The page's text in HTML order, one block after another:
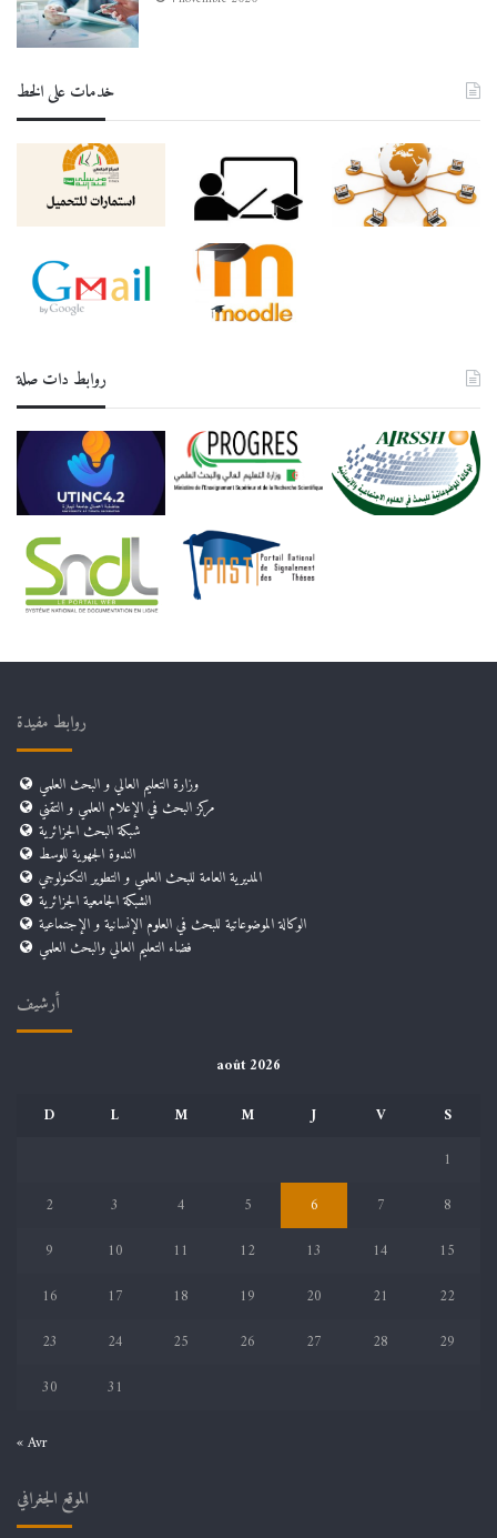
خدمات على الخط
روابط دات صلة
روابط مفيدة
وزارة التعليم العالي و البحث العلمي
مركز البحث في الإعلام العلمي و التقني
شبكة البحث الجزائرية
الندوة الجهوية للوسط
المديرية العامة للبحث العلمي و التطوير التكنولوجي
الشبكة الجامعية الجزائرية
الوكالة الموضوعاتية للبحث في العلوم الإنسانية و الإجتماعية
فضاء التعليم العالي والبحث العلمي
أرشيف
août 2026
D
L M M J V
S
1
2
3 4 5 6 7
8
9
10 11 12 13 14
15
16
17 18 19 20 21
22
23
24 25 26 27 28
29
30
31
« Avr
الموقع الجغرافي